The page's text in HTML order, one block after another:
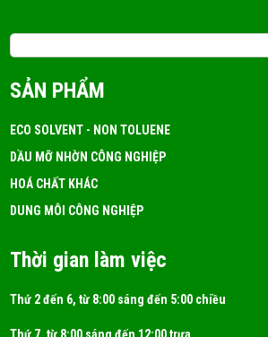
Dung Môi A150 Là Gì? Ứng Dụng!
SẢN PHẨM
ECO SOLVENT - NON TOLUENE
DẦU MỠ NHỜN CÔNG NGHIỆP
HOÁ CHẤT KHÁC
DUNG MÔI CÔNG NGHIỆP
Thời gian làm việc
Thứ 2 đến 6, từ 8:00 sáng đến 5:00 chiều
Thứ 7, từ 8:00 sáng đến 12:00 trưa